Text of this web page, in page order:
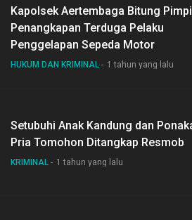
Kapolsek Aertembaga Bitung
Penangkapan Terduga Pelaku
Penggelapan Sepeda Motor
HUKUM DAN KRIMINAL 1 tahun yang lalu
Setubuhi Anak Kandung dan
Pria Tomohon Ditangkap Resmob
KRIMINAL 1 tahun yang lalu